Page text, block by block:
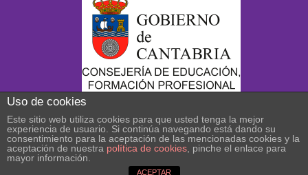
Uso de cookies
Este sitio web utiliza cookies para que usted tenga la mejor
experiencia de usuario. Si continúa navegando está dando su
consentimiento para la aceptación de las mencionadas cookies y la
aceptación de nuestra política de cookies , pinche el enlace para
mayor información.
ACEPTAR